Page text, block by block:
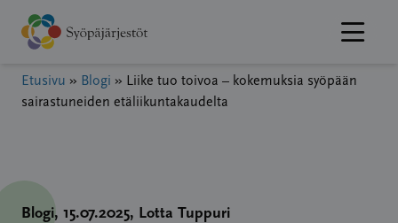
Hyppää
sisältöön
Etusivu » Blogi » Liike tuo toivoa – kokemuksia syöpään
sairastuneiden etäliikuntakaudelta
Blogi, 15.07.2025, Lotta Tuppuri